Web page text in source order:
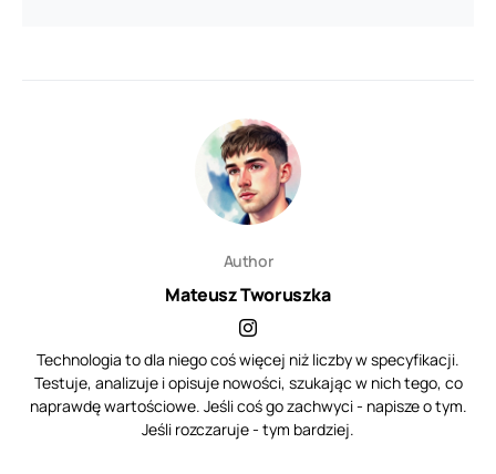
Author
Mateusz Tworuszka
Technologia to dla niego coś więcej niż liczby w specyfikacji.
Testuje, analizuje i opisuje nowości, szukając w nich tego, co
naprawdę wartościowe. Jeśli coś go zachwyci - napisze o tym.
Jeśli rozczaruje - tym bardziej.